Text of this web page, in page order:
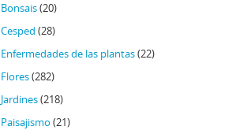
Bonsais(20)
Cesped (28)
Enfermedades de las plantas(22)
Flores(282)
Jardines(218)
Paisajismo (21)